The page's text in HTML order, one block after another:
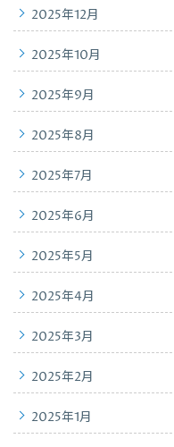
2025年12月
2025年10月
2025年9月
2025年8月
2025年7月
2025年6月
2025年5月
2025年4月
2025年3月
2025年2月
2025年1月